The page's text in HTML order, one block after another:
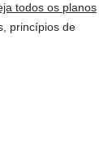
todos os planos
princípios de